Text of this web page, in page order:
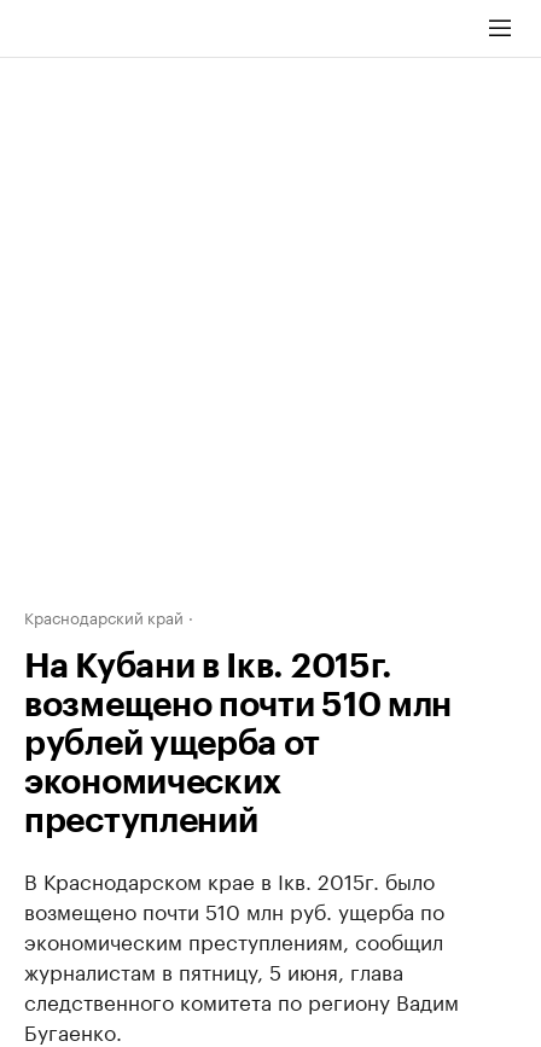
Краснодарский край
На Кубани в Iкв. 2015г.
возмещено почти 510 млн
рублей ущерба от
экономических
преступлений
В Краснодарском крае в Iкв. 2015г. было
возмещено почти 510 млн руб. ущерба по
экономическим преступлениям, сообщил
журналистам в пятницу, 5 июня, глава
следственного комитета по региону Вадим
Бугаенко.